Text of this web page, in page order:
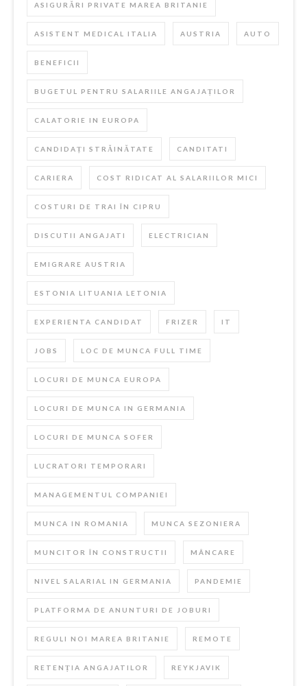
ASIGURĂRI PRIVATE MAREA BRITANIE
ASISTENT MEDICAL ITALIA AUSTRIA AUTO
BENEFICII
BUGETUL PENTRU SALARIILE ANGAJAȚILOR
CALATORIE IN EUROPA
CANDIDAȚI STRĂINĂTATE CANDITATI
CARIERA COST RIDICAT AL SALARIILOR MICI
COSTURI DE TRAI ÎN CIPRU
DISCUTII ANGAJATI ELECTRICIAN
EMIGRARE AUSTRIA
ESTONIA LITUANIA LETONIA
EXPERIENTA CANDIDAT FRIZER IT
JOBS LOC DE MUNCA FULL TIME
LOCURI DE MUNCA EUROPA
LOCURI DE MUNCA IN GERMANIA
LOCURI DE MUNCA SOFER
LUCRATORI TEMPORARI
MANAGEMENTUL COMPANIEI
MUNCA IN ROMANIA MUNCA SEZONIERA
MUNCITOR ÎN CONSTRUCTII MÂNCARE
NIVEL SALARIAL IN GERMANIA PANDEMIE
PLATFORMA DE ANUNTURI DE JOBURI
REGULI NOI MAREA BRITANIE REMOTE
RETENȚIA ANGAJATILOR REYKJAVIK